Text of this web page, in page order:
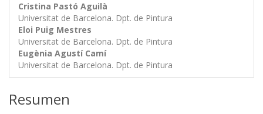
Cristina Pastó Aguilà
Universitat de Barcelona. Dpt. de Pintura
Eloi Puig Mestres
Universitat de Barcelona. Dpt. de Pintura
Eugènia Agustí Camí
Universitat de Barcelona. Dpt. de Pintura
Resumen